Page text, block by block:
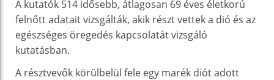
A kutatók 514 idősebb, átlagosan 69 éves életkorú
felnőtt adatait vizsgálták, akik részt vettek a dió és az
egészséges öregedés kapcsolatát vizsgáló
kutatásban.
A résztvevők körülbelül fele egy marék diót adott